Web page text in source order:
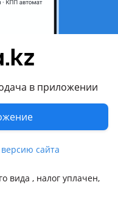
в приложении
сайта
вида , налог уплачен,